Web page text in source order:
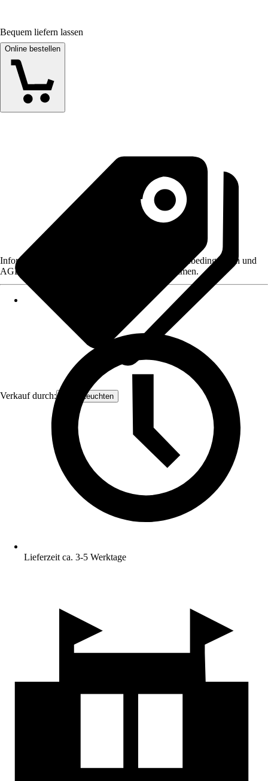
Bequem liefern lassen
Online bestellen
Verkauf durch: Orion Leuchten
Informationen des Verkäufers, wie z. B. Rückgabebedingungen und
AGB, finden Sie bei Klick auf den Verkäufernamen.
Lieferzeit ca. 3-5 Werktage